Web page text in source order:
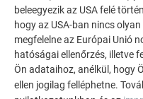
további lenyűgöző
alumínium
homlokzatokhoz.
TEKINTSE MEG TOVÁBBI
beleegyezik az USA felé
hogy az USA-ban nincs
megfelelne az Európai Unió
hatóságai ellenőrzés, illetve
Ön adataihoz, anélkül, hogy
ellen jogilag felléphetne.